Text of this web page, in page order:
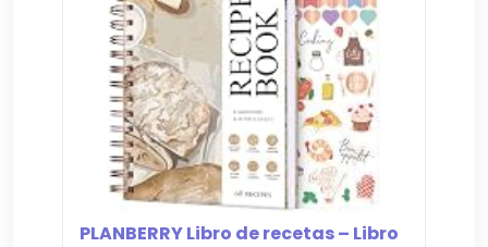
PLANBERRY Libro de recetas – Libro